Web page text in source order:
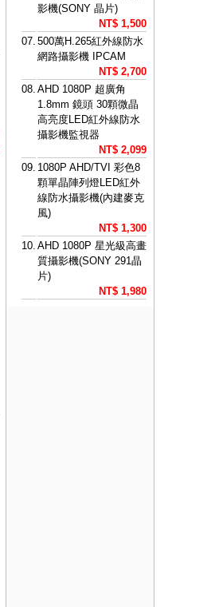
影機(SONY 晶片)
NT$ 1,500
07. 500萬H.265紅外線防水
網路攝影機 IPCAM
NT$ 2,700
08. AHD 1080P 超廣角
1.8mm 鏡頭 30顆微晶
高亮度LED紅外線防水
攝影機監視器
NT$ 2,099
09. 1080P AHD/TVI 彩色8
顆單晶陣列燈LED紅外
線防水攝影機(內建麥克
風)
NT$ 1,300
10. AHD 1080P 星光級高畫
質攝影機(SONY 291晶
片)
NT$ 1,980